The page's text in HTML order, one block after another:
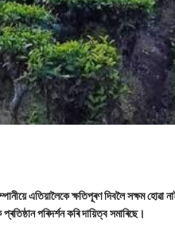
এতিয়ালৈকে ক্ষতিপূৰণ দিবলৈ সক্ষম হোৱা
পৰিদৰ্শন কৰি দায়িত্ব সমাৰিছে।